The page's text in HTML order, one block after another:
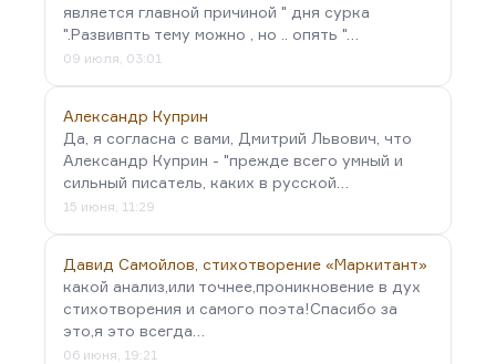
является главной причиной " дня сурка
".Развивпть тему можно , но .. опять "…
09 июля, 03:01
Александр Куприн
Да, я согласна с вами, Дмитрий Львович, что
Александр Куприн - "прежде всего умный и
сильный писатель, каких в русской…
15 июня, 11:29
Давид Самойлов, стихотворение «Маркитант»
какой анализ,или точнее,проникновение в дух
стихотворения и самого поэта!Спасибо за
это,я это всегда…
06 июня, 19:21